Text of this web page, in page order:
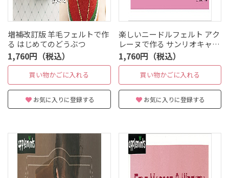
増補改訂版 羊毛フェルトで作
る はじめてのどうぶつ
1,760円（税込）
買い物かごに入れる
お気に入りに登録する
楽しいニードルフェルト アク
レーヌで作る サンリオキャラ
クターズのマスコット
1,760円（税込）
買い物かごに入れる
お気に入りに登録する